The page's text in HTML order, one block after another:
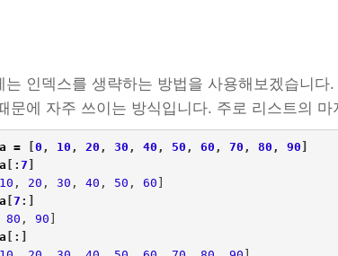
는 인덱스를 생략하는 방법을 사용해보겠습니
문에 자주 쓰이는 방식입니다. 주로 리스트의
a = 0 , 10 , 20 , 30 , 40 , 50 , 60 , 70 , 80 , 90
a [: 7
10 , 20 , 30 , 40 , 50 , 60
a 7 :]
80 , 90
a [:]